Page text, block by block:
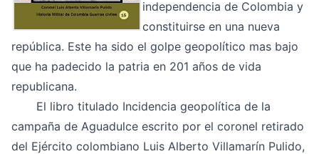
independencia de Colombia y
constituirse en una nueva
república. Este ha sido el golpe geopolítico mas bajo
que ha padecido la patria en 201 años de vida
republicana.
El libro titulado Incidencia geopolítica de la
campaña de Aguadulce escrito por el coronel retirado
del Ejército colombiano Luis Alberto Villamarín Pulido,